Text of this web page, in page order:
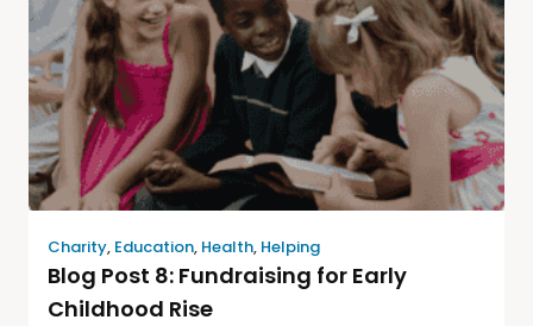
Charity, Education, Health, Helping
Blog Post 8: Fundraising for Early
Childhood Rise